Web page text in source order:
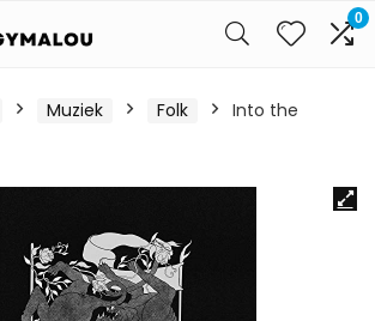
0
Muziek Folk
Into the